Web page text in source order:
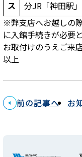
ス
分JR「神田駅
※弊支店へお越しの
に入館手続きが必要
お取付けのうえご来
以上
前の記事へ お